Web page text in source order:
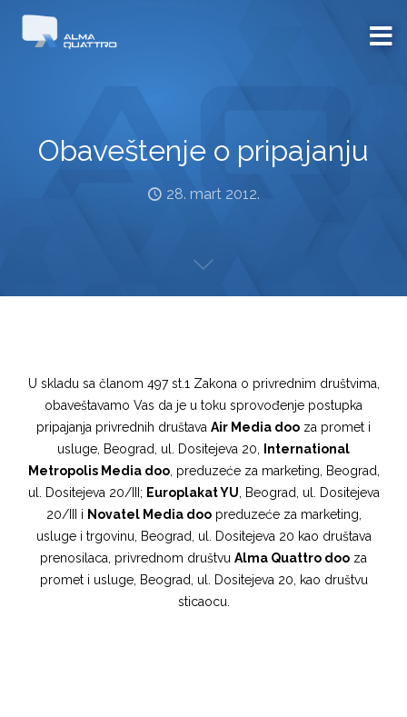
Obaveštenje o pripajanju
28. mart 2012.
U skladu sa članom 497 st.1 Zakona o privrednim društvima,
obaveštavamo Vas da je u toku sprovođenje postupka
pripajanja privrednih društava Air Media doo za promet i
usluge, Beograd, ul. Dositejeva 20,
International
Metropolis Media doo, preduzeće za marketing, Beograd,
ul. Dositejeva 20/III; Europlakat YU , Beograd, ul. Dositejeva
20/III i Novatel Media doopreduzeće za marketing,
usluge i trgovinu, Beograd, ul. Dositejeva 20 kao društava
prenosilaca, privrednom društvu Alma Quattro doo za
promet i usluge, Beograd, ul. Dositejeva 20, kao društvu
sticaocu.